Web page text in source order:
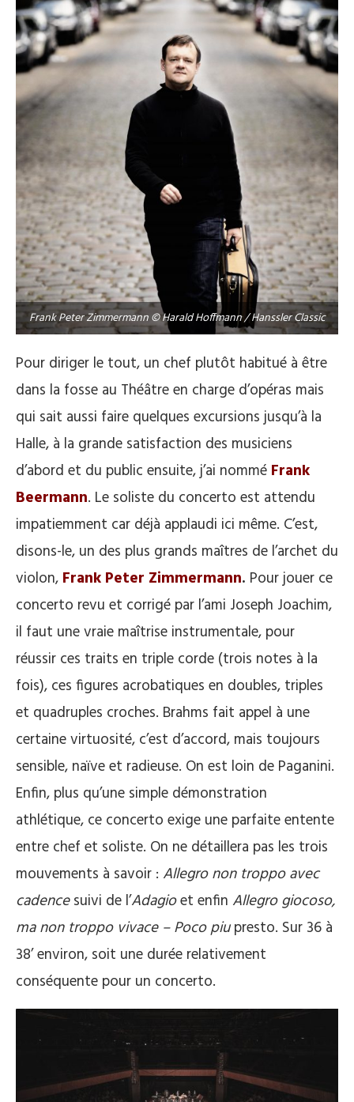
Frank Peter Zimmermann © Harald Hoffmann / Hanssler Classic
Pour diriger le tout, un chef plutôt habitué à être
dans la fosse au Théâtre en charge d’opéras mais
qui sait aussi faire quelques excursions jusqu’à la
Halle, à la grande satisfaction des musiciens
d’abord et du public ensuite, j’ai nommé Frank
Beermann. Le soliste du concerto est attendu
impatiemment car déjà applaudi ici même. C’est,
disons-le, un des plus grands maîtres de l’archet du
violon, Frank Peter Zimmermann. Pour jouer ce
concerto revu et corrigé par l’ami Joseph Joachim,
il faut une vraie maîtrise instrumentale, pour
réussir ces traits en triple corde (trois notes à la
fois), ces figures acrobatiques en doubles, triples
et quadruples croches. Brahms fait appel à une
certaine virtuosité, c’est d’accord, mais toujours
sensible, naïve et radieuse. On est loin de Paganini.
Enfin, plus qu’une simple démonstration
athlétique, ce concerto exige une parfaite entente
entre chef et soliste. On ne détaillera pas les trois
mouvements à savoir : Allegro non troppo avec
cadencesuivi de l’Adagioet enfin Allegro giocoso,
ma non troppo vivace – Poco piupresto. Sur 36 à
38’ environ, soit une durée relativement
conséquente pour un concerto.